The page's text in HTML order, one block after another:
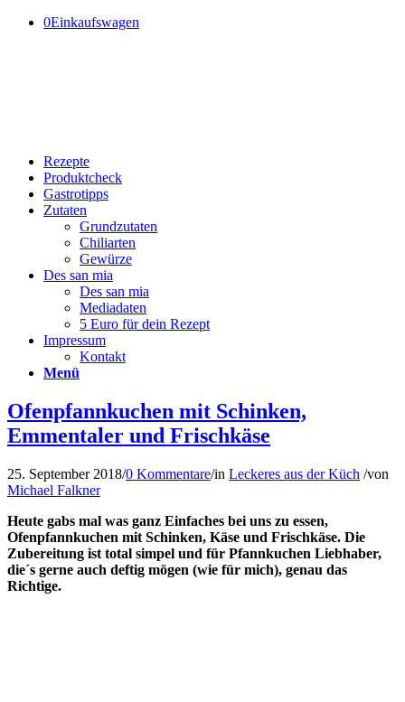
0Einkaufswagen
Rezepte
Produktcheck
Gastrotipps
Zutaten
Grundzutaten
Chiliarten
Gewürze
Des san mia
Des san mia
Mediadaten
5 Euro für dein Rezept
Impressum
Kontakt
Menü
Ofenpfannkuchen mit Schinken,
Emmentaler und Frischkäse
25. September 2018/0 Kommentare/in Leckeres aus der Küch /von
Michael Falkner
Heute gabs mal was ganz Einfaches bei uns zu essen,
Ofenpfannkuchen mit Schinken, Käse und Frischkäse. Die
Zubereitung ist total simpel und für Pfannkuchen Liebhaber,
die´s gerne auch deftig mögen (wie für mich), genau das
Richtige.